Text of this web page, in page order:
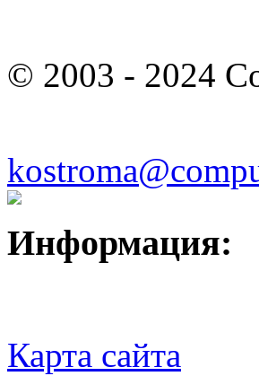
© 2003 - 2024
Информация:
Карта сайта